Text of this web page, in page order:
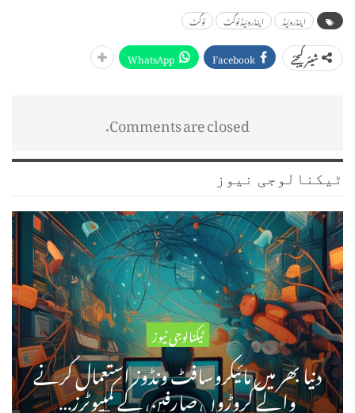
اینڈروئیڈ اینڈروئیڈ نوگٹ نوگٹ
شیئر کیجئے Facebook
WhatsApp
Comments are closed.
ٹیکنالوجی نیوز
ٹیکنالوجی نیوز
دنیا بھر میں مائیکروسافٹ ونڈوز استعمال کرنے
والے کروڑوں صارفین کے کمپیوٹرز…